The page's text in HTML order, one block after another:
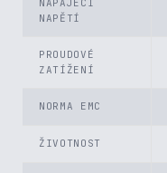
NAPÁJECÍ
NAPĚTÍ
PROUDOVÉ
ZATÍŽENÍ
NORMA EMC
ŽIVOTNOST